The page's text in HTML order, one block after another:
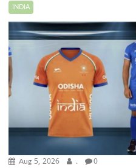
INDIA
Aug 5, 2026 . 0